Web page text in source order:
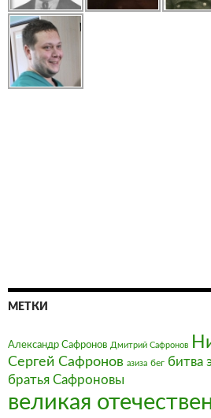
МЕТКИ
Александр Сафронов Дмитрий Сафронов
Сергей Сафронов азиза бег битва
братья Сафроновы
великая